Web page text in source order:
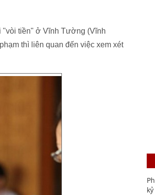
"vòi tiền" ở Vĩnh Tường (Vĩnh
thì liên quan đến việc xem xét